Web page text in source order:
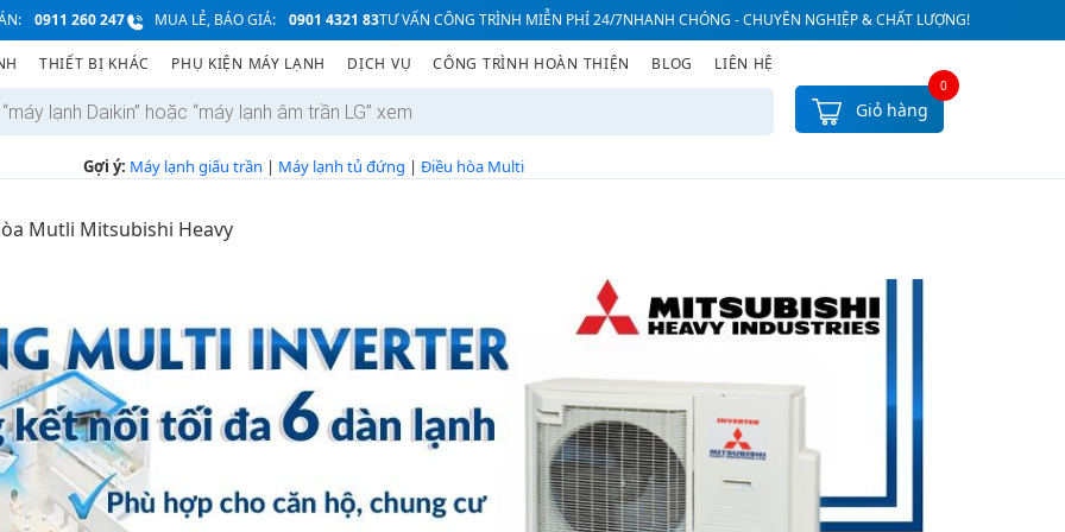
0911 260 247 MUA LẺ, BÁO GIÁ: 0901 4321 83TƯ VẤN CÔNG TRÌNH MIỄN PHÍ 24/7NHANH CHÓNG - CHUYÊN NGHIỆP & CHẤT LƯỢNG!
THIẾT BỊ KHÁC PHỤ KIỆN MÁY LẠNH DỊCH VỤ CÔNG TRÌNH HOÀN THIỆN BLOG LIÊN HỆ
Gợi ý: Máy lạnh giấu trần | Máy lạnh tủ đứng | Điều hòa Multi
Giỏ hàng
0
Mutli Mitsubishi Heavy